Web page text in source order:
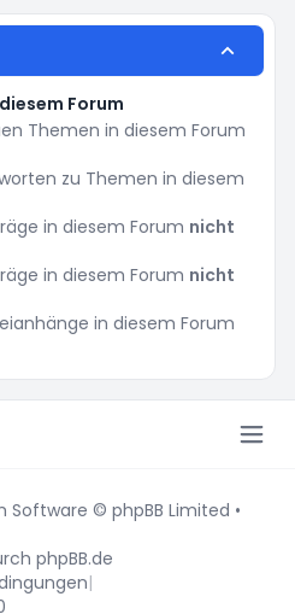
Forum
Themen in diesem Forum
zu Themen in diesem
in diesem Forum nicht
in diesem Forum nicht
in diesem Forum
Software © phpBB Limited •
phpBB.de
|